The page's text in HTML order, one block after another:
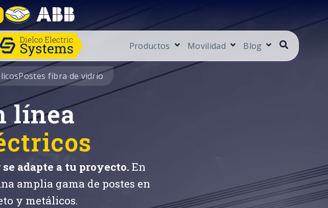
Productos Movilidad Blog
Postes fibra de vidrio
línea
adapte a tu proyecto. En
amplia gama de postes en
y metálicos.